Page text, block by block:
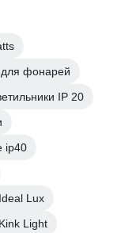
фонарей
IP 20
ip40
Lux
Light